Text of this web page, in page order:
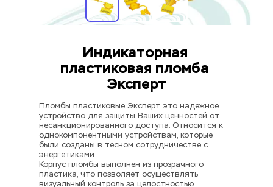
Индикаторная
пластиковая пломба
Эксперт
Пломбы пластиковые Эксперт это надежное
устройство для защиты Ваших ценностей от
несанкционированного доступа. Относится к
однокомпонентными устройствам, которые
были созданы в тесном сотрудничестве с
энергетиками.
Корпус пломбы выполнен из прозрачного
пластика, что позволяет осуществлять
визуальный контроль за целостностью